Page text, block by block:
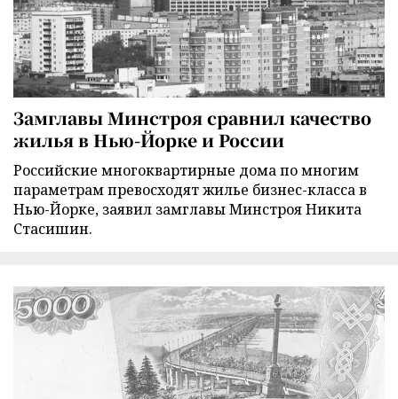
Замглавы Минстроя сравнил качество
жилья в Нью-Йорке и России
Российские многоквартирные дома по многим
параметрам превосходят жилье бизнес-класса в
Нью-Йорке, заявил замглавы Минстроя Никита
Стасишин.